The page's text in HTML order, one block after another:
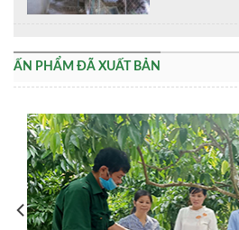
ẤN PHẨM ĐÃ XUẤT BẢN